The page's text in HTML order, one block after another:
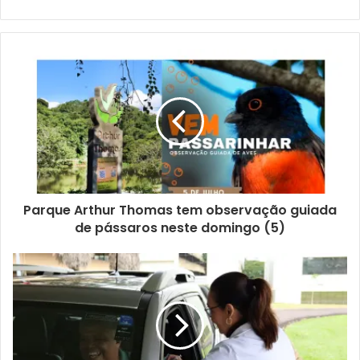
pianista André Mehmari em homenagem à obra de Milton
Musical” leva a linguagem da Broadway ao palco do Ouro
A montagem londrinense é assinada por José Silva,
Eduarda Nishikawa e Monique Kodama, e reúne alunos
da turma de Teatro Musical da Funcart em um processo
que envolve canto, dança e construção coletiva de
personagens. Os ingressos estão à venda pela
plataforma Sympla.
Programação terá concertos gratuitos
O programação prevista para o teatro Ouro Verde terá
ainda três concertos gratuitos. Com ingressos já
esgotados, a Orquestra Sinfônica do Paraná chega ao
festival com os clássicos“A Flauta Mágica“, última ópera
de Mozart, e a Sinfonia nº 5 de Beethoven,
sob regência
Parque Arthur Thomas tem observação guiada
de pássaros neste domingo (5)